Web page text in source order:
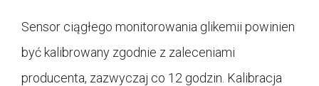
Sensor ciągłego monitorowania glikemii powinien
być kalibrowany zgodnie z zaleceniami
producenta, zazwyczaj co 12 godzin. Kalibracja